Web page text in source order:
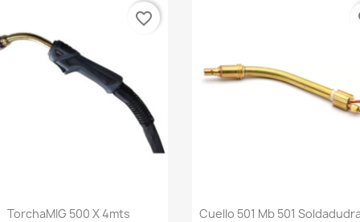
Vista rápida
TorchaMIG 500 X 4mts
favorite_border
Vista rápida
Cuello 501 Mb 501